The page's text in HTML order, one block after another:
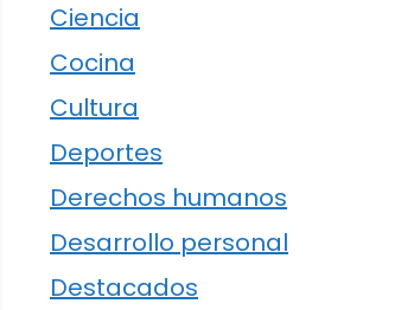
Ciencia
Cocina
Cultura
Deportes
Derechos humanos
Desarrollo personal
Destacados